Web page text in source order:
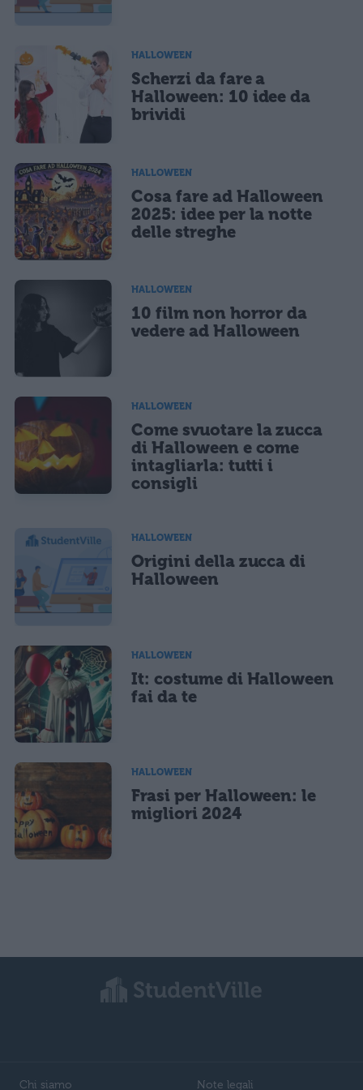
marketing diretto con modalità automatizzate o tradizionali
HALLOWEEN
Scherzi da fare a
Halloween: 10 idee da
brividi
HALLOWEEN
Cosa fare ad Halloween
2025: idee per la notte
delle streghe
HALLOWEEN
10 film non horror da
vedere ad Halloween
HALLOWEEN
Come svuotare la zucca
di Halloween e come
intagliarla: tutti i
consigli
HALLOWEEN
Origini della zucca di
Halloween
HALLOWEEN
It: costume di Halloween
fai da te
HALLOWEEN
Frasi per Halloween: le
migliori 2024
Chi siamo Note legali